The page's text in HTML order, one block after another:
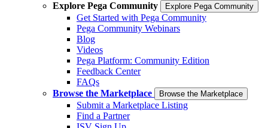
Explore Pega Community
Explore Pega Community
Get Started with Pega Community
Pega Community Webinars
Blog
Videos
Pega Platform: Community Edition
Feedback Center
FAQs
Browse the Marketplace
Browse the Marketplace
Submit a Marketplace Listing
Find a Partner